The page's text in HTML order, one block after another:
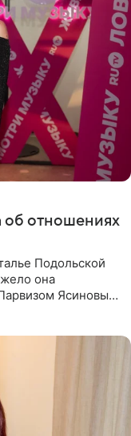
об отношениях
Подольской
она
Ясиновым.